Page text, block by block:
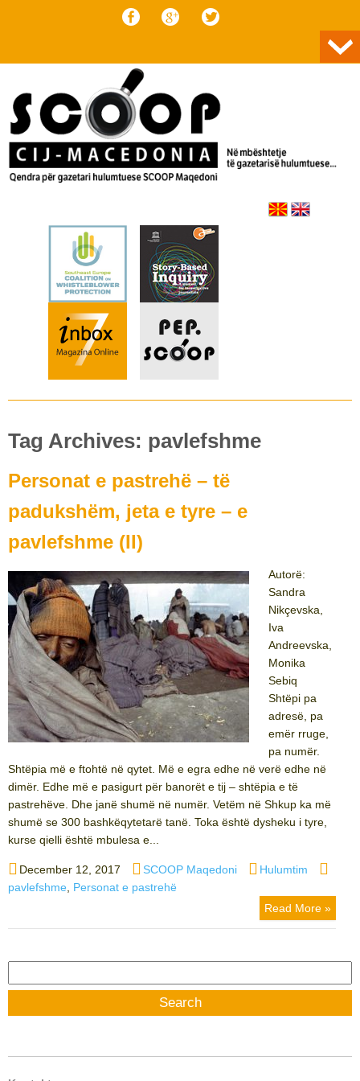
Tag Archives: pavlefshme
Personat e pastrehë – të
padukshëm, jeta e tyre – e
pavlefshme (II)
Autorë:
Sandra
Nikçevska,
Iva
Andreevska,
Monika
Sebiq
Shtëpi pa
adresë, pa
emër rruge,
pa numër.
Shtëpia më e ftohtë në qytet. Më e egra edhe në verë edhe në
dimër. Edhe më e pasigurt për banorët e tij – shtëpia e të
pastrehëve. Dhe janë shumë në numër. Vetëm në Shkup ka më
shumë se 300 bashkëqytetarë tanë. Toka është dysheku i tyre,
kurse qielli është mbulesa e...
Posted
on
December 12, 2017 Author
SCOOP Maqedoni Categories
Hulumtim
pavlefshme Personat e pastrehë
Read More »
for: